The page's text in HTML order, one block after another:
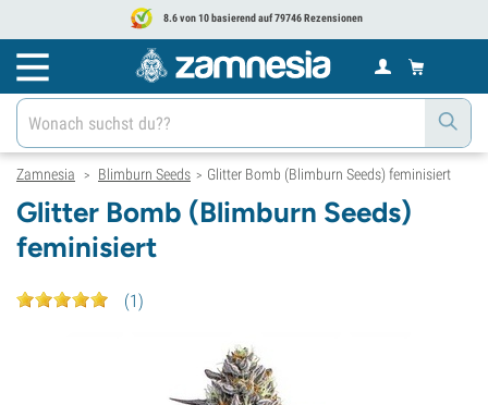
8.6 von 10 basierend auf 79746 Rezensionen
Zamnesia > Blimburn Seeds > Glitter Bomb (Blimburn Seeds) feminisiert
Glitter Bomb (Blimburn Seeds)
feminisiert
(1)